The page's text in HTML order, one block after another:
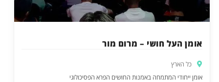
אומן העל חושי – מרום מור
כל הארץ
אומן ייחודי המתמחה באמנות החושים הפרא הפסיכולוגי